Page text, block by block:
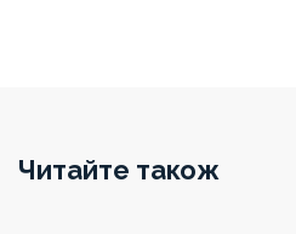
Читайте також